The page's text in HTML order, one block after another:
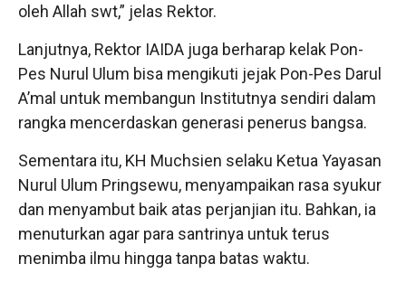
oleh Allah swt,” jelas Rektor.
Lanjutnya, Rektor IAIDA juga berharap kelak Pon-
Pes Nurul Ulum bisa mengikuti jejak Pon-Pes Darul
A’mal untuk membangun Institutnya sendiri dalam
rangka mencerdaskan generasi penerus bangsa.
Sementara itu, KH Muchsien selaku Ketua Yayasan
Nurul Ulum Pringsewu, menyampaikan rasa syukur
dan menyambut baik atas perjanjian itu. Bahkan, ia
menuturkan agar para santrinya untuk terus
menimba ilmu hingga tanpa batas waktu.